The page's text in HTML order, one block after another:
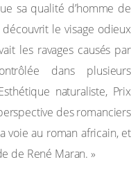
sa qualité d’homme de
le visage odieux
les ravages causés par
dans plusieurs
naturaliste, Prix
des romanciers
voie au roman africain, et
de René Maran. »